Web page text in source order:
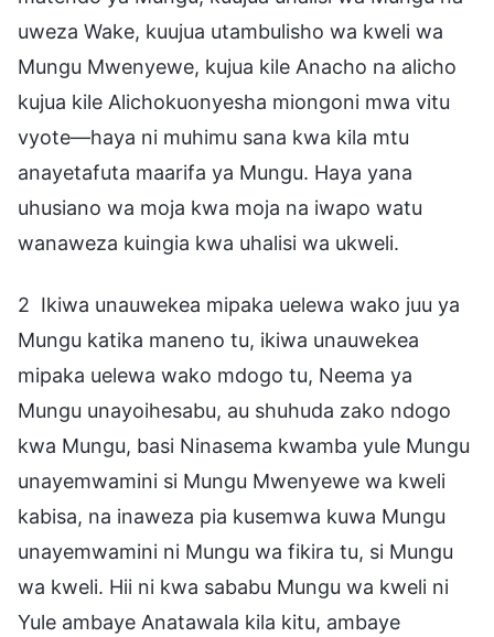
uweza Wake, kuujua utambulisho wa kweli wa
Mungu Mwenyewe, kujua kile Anacho na alicho
kujua kile Alichokuonyesha miongoni mwa vitu
vyote—haya ni muhimu sana kwa kila mtu
anayetafuta maarifa ya Mungu. Haya yana
uhusiano wa moja kwa moja na iwapo watu
wanaweza kuingia kwa uhalisi wa ukweli.
2 Ikiwa unauwekea mipaka uelewa wako juu ya
Mungu katika maneno tu, ikiwa unauwekea
mipaka uelewa wako mdogo tu, Neema ya
Mungu unayoihesabu, au shuhuda zako ndogo
kwa Mungu, basi Ninasema kwamba yule Mungu
unayemwamini si Mungu Mwenyewe wa kweli
kabisa, na inaweza pia kusemwa kuwa Mungu
unayemwamini ni Mungu wa fikira tu, si Mungu
wa kweli. Hii ni kwa sababu Mungu wa kweli ni
Yule ambaye Anatawala kila kitu, ambaye